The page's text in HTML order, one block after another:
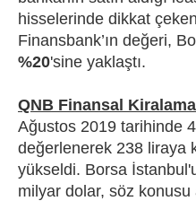
hisselerinde dikkat
Finansbank’ın değeri,
%20'sine yaklaştı.
QNB Finansal
Ağustos 2019 tarihinde
değerlenerek 238 liraya
yükseldi. Borsa
milyar dolar, söz konusu